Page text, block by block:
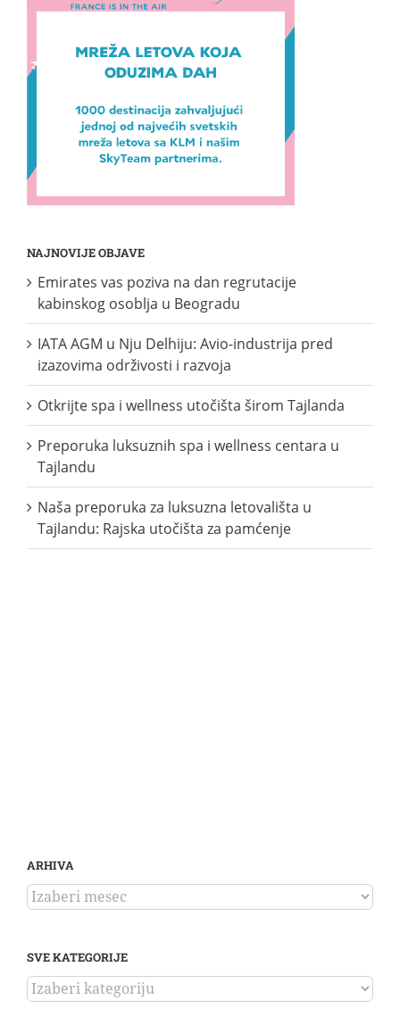
NAJNOVIJE OBJAVE
Emirates vas poziva na dan regrutacije
kabinskog osoblja u Beogradu
IATA AGM u Nju Delhiju: Avio-industrija pred
izazovima održivosti i razvoja
Otkrijte spa i wellness utočišta širom Tajlanda
Preporuka luksuznih spa i wellness centara u
Tajlandu
Naša preporuka za luksuzna letovališta u
Tajlandu: Rajska utočišta za pamćenje
ARHIVA
ARHIVA
SVE KATEGORIJE
SVE
KATEGORIJE